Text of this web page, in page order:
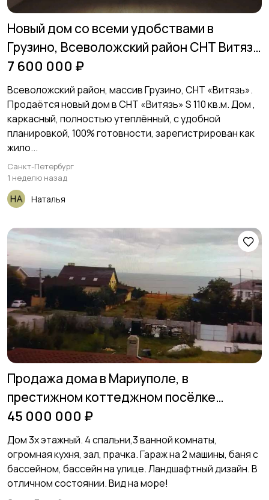
Новый дом со всеми удобствами в
Грузино, Всеволожский район СНТ Витязь
110,00 м2
7 600 000 ₽
Всеволожский район, массив Грузино, СНТ «Витязь».
Продаётся новый дом в СНТ «Витязь» S 110 кв.м. Дом ,
каркасный, полностью утеплённый, с удобной
планировкой, 100% готовности, зарегистрирован как
жило...
Санкт-Петербург
1 неделю назад
Наталья
Продажа дома в Мариуполе, в
престижном коттеджном посёлке
Фрегат
45 000 000 ₽
Дом 3х этажный. 4 спальни,3 ванной комнаты,
огромная кухня, зал, прачка. Гараж на 2 машины, баня с
бассейном, бассейн на улице. Ландшафтный дизайн. В
отличном состоянии. Вид на море!